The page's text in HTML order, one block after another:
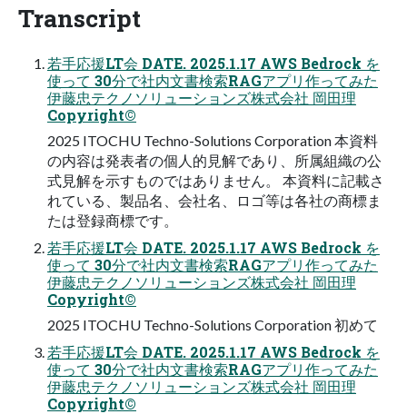
Transcript
若手応援LT会 DATE. 2025.1.17 AWS Bedrock を
使って 30分で社内文書検索RAGアプリ作ってみた
伊藤忠テクノソリューションズ株式会社 岡田理
Copyright©
2025 ITOCHU Techno-Solutions Corporation 本資料
の内容は発表者の個人的見解であり、所属組織の公
式見解を示すものではありません。 本資料に記載さ
れている、製品名、会社名、ロゴ等は各社の商標ま
たは登録商標です。
若手応援LT会 DATE. 2025.1.17 AWS Bedrock を
使って 30分で社内文書検索RAGアプリ作ってみた
伊藤忠テクノソリューションズ株式会社 岡田理
Copyright©
2025 ITOCHU Techno-Solutions Corporation 初めて
若手応援LT会 DATE. 2025.1.17 AWS Bedrock を
使って 30分で社内文書検索RAGアプリ作ってみた
伊藤忠テクノソリューションズ株式会社 岡田理
Copyright©